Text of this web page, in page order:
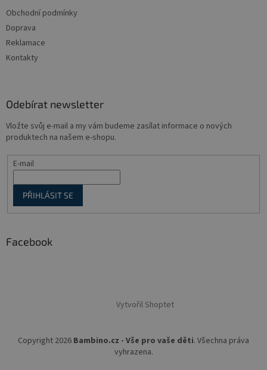
Obchodní podmínky
Doprava
Reklamace
Kontakty
Odebírat newsletter
Vložte svůj e-mail a my vám budeme zasílat informace o nových
produktech na našem e-shopu.
E-mail
PŘIHLÁSIT SE
Facebook
Vytvořil Shoptet
Copyright 2026 Bambino.cz - Vše pro vaše děti. Všechna práva
vyhrazena.